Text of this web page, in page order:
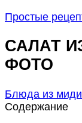
Простые
САЛАТ
ФОТО
Блюда из
Содержание